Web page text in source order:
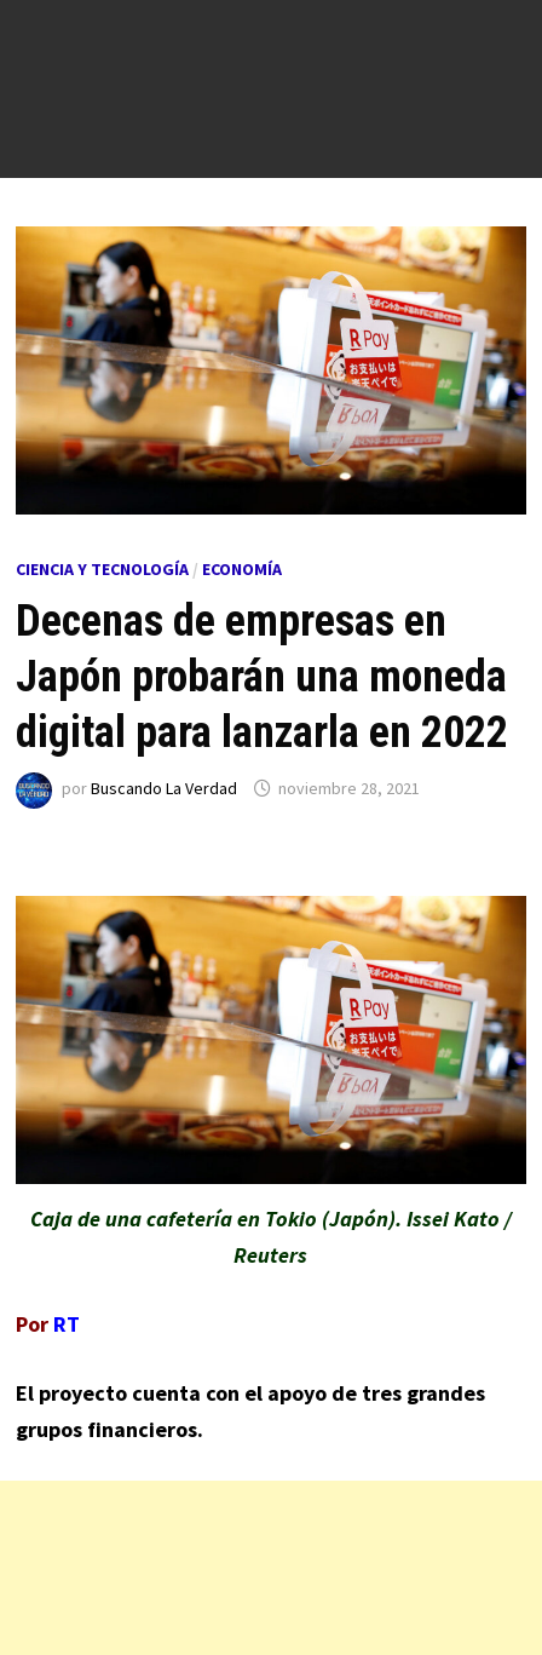
CIENCIA Y TECNOLOGÍA/ ECONOMÍA
Decenas de empresas en
Japón probarán una moneda
digital para lanzarla en 2022
porBuscando La Verdad noviembre 28, 2021
Caja de una cafetería en Tokio (Japón). Issei Kato /
Reuters
Por RT
El proyecto cuenta con el apoyo de tres grandes
grupos financieros.